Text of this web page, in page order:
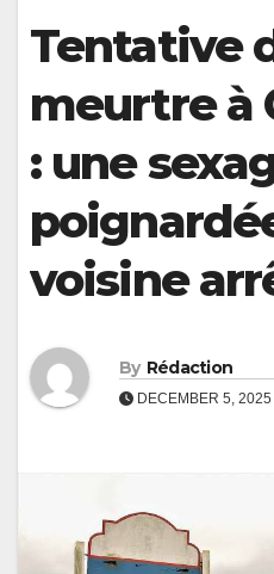
Tentative
meurtre à
: une
voisine
By Rédaction
DECEMBER 5, 2025